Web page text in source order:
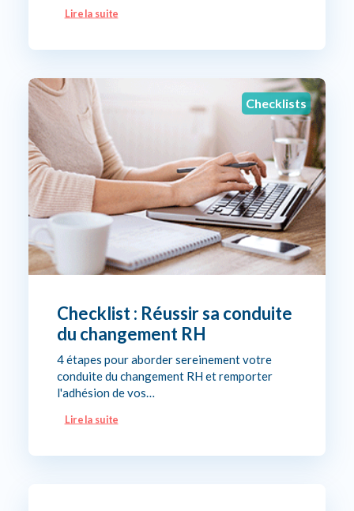
Lire la suite
Checklists
Checklist : Réussir sa conduite
du changement RH
4 étapes pour aborder sereinement votre
conduite du changement RH et remporter
l'adhésion de vos…
Lire la suite